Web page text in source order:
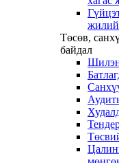
Төсөв,
байдал